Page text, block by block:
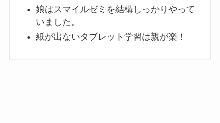
娘はスマイルゼミを結構しっかりやって
いました。
紙が出ないタブレット学習は親が楽！